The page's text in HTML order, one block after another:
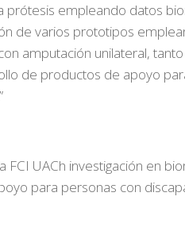
empleando datos
de varios prototipos
amputación unilateral,
de productos de apoyo
UACh investigación en
para personas con